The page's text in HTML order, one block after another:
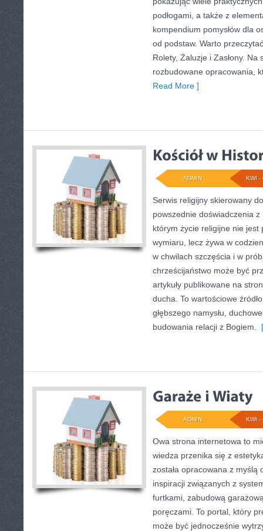
podłogami, a także z
kompendium pomysłów dla
od podstaw. Warto
Rolety, Żaluzje i Zasłony.
rozbudowane opracowania,
Read More ]
KWI -
ADMIN
Serwis religijny skierowany
powszednie doświadczenia
którym życie religijne nie
wymiaru, lecz żywa w
w chwilach szczęścia i w
chrześcijaństwo może być
artykuły publikowane na
ducha. To wartościowe
głębszego namysłu,
budowania relacji z Bogiem.
KWI -
ADMIN
Owa strona internetowa to
wiedza przenika się z
została opracowana z myślą
inspiracji związanych z
furtkami, zabudową
poręczami. To portal, który
może być jednocześnie